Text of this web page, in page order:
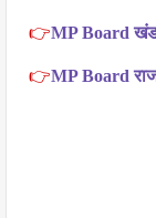
👉MP Board
👉MP Board